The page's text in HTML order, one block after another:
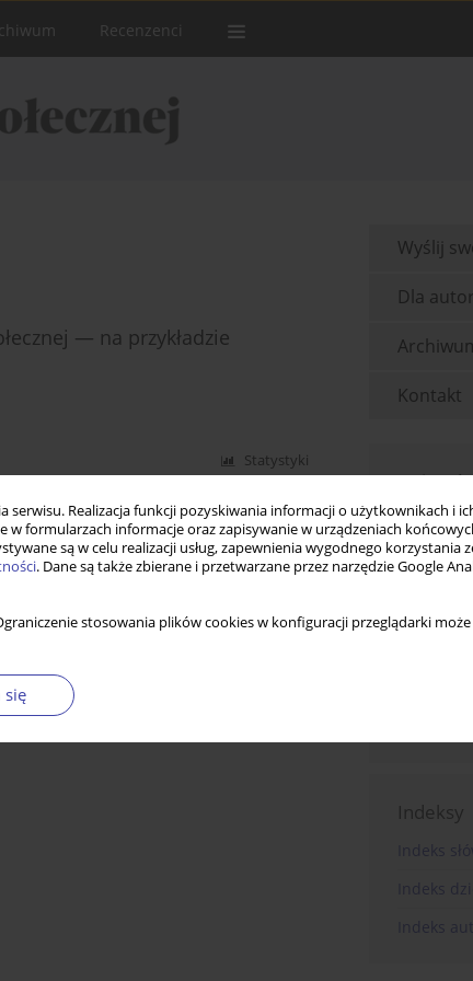
Realizacja funkcji pozyskiwania informacji o użytkownikach i
formularzach informacje oraz zapisywanie w urządzeniach
są w celu realizacji usług, zapewnienia wygodnego korzystania
. Dane są także zbierane i przetwarzane przez narzędzie Google
stosowania plików cookies w konfiguracji przeglądarki może
się
Recenzenci
— na przykładzie
Statystyki
Wyślij
Dla
Kontakt
Miesiąc
Auto-
media
and
Indeksy
Indeks
Indeks
Indeks